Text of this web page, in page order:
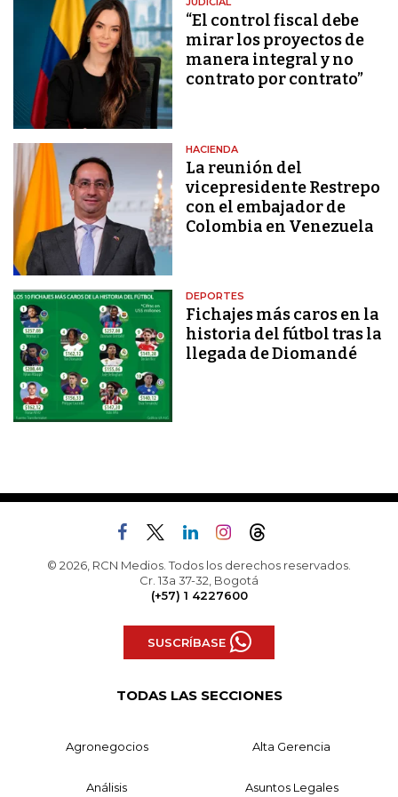
“El control fiscal debe
mirar los proyectos de
manera integral y no
contrato por contrato”
HACIENDA
La reunión del
vicepresidente Restrepo
con el embajador de
Colombia en Venezuela
DEPORTES
Fichajes más caros en la
historia del fútbol tras la
llegada de Diomandé
© 2026, RCN Medios. Todos los derechos reservados.
Cr. 13a 37-32, Bogotá
(+57) 1 4227600
SUSCRÍBASE
TODAS LAS SECCIONES
Agronegocios Alta Gerencia
Análisis Asuntos Legales